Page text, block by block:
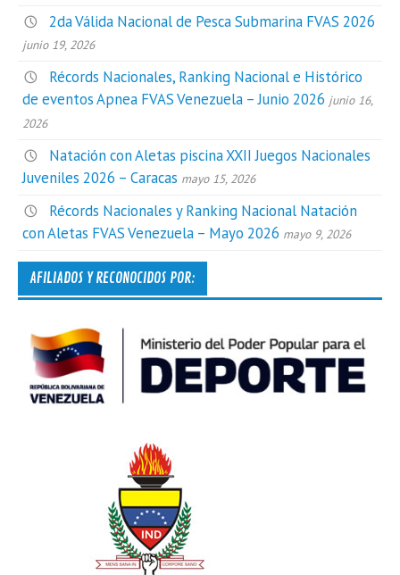
2da Válida Nacional de Pesca Submarina FVAS 2026
junio 19, 2026
Récords Nacionales, Ranking Nacional e Histórico
de eventos Apnea FVAS Venezuela – Junio 2026 junio 16,
2026
Natación con Aletas piscina XXII Juegos Nacionales
Juveniles 2026 – Caracas mayo 15, 2026
Récords Nacionales y Ranking Nacional Natación
con Aletas FVAS Venezuela – Mayo 2026 mayo 9, 2026
AFILIADOS Y RECONOCIDOS POR: